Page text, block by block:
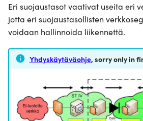
Eri suojaustasot vaativat useita eri
jotta eri suojaustasollisten
voidaan hallinnoida liikennettä.
Yhdyskäytäväohje, sorry only in